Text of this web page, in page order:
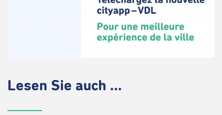
Lesen Sie auch ...